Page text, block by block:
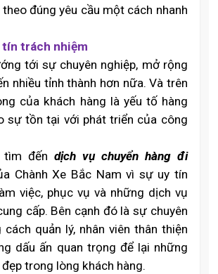
theo đúng yêu cầu một cách nhanh
tín trách nhiệm
tới sự chuyên nghiệp, mở rộng
nhiều tỉnh thành hơn nữa. Và trên
của khách hàng là yếu tố hàng
sự tồn tại với phát triển của công
tìm đến dịch vụ chuyển hàng đi
Chành Xe Bắc Nam vì sự uy tín
việc, phục vụ và những dịch vụ
cấp. Bên cạnh đó là sự chuyên
cách quản lý, nhân viên thân thiện
dấu ấn quan trọng để lại những
trong lòng khách hàng.